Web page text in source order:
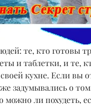
те, кто готовы
и таблетки, и те,
кухне. Если вы
задумывались о
можно ли похудеть,